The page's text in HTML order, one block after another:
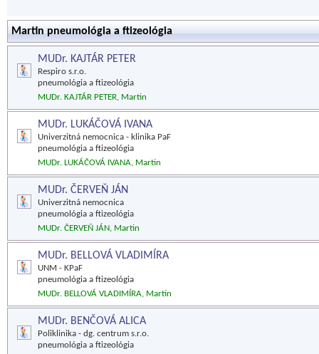
Martin pneumológia a ftizeológia
MUDr. KAJTÁR PETER
Respiro s.r.o.
pneumológia a ftizeológia
MUDr. KAJTÁR PETER, Martin
MUDr. LUKÁČOVÁ IVANA
Univerzitná nemocnica - klinika PaF
pneumológia a ftizeológia
MUDr. LUKÁČOVÁ IVANA, Martin
MUDr. ČERVEŇ JÁN
Univerzitná nemocnica
pneumológia a ftizeológia
MUDr. ČERVEŇ JÁN, Martin
MUDr. BELLOVÁ VLADIMÍRA
UNM - KPaF
pneumológia a ftizeológia
MUDr. BELLOVÁ VLADIMÍRA, Martin
MUDr. BENČOVÁ ALICA
Poliklinika - dg. centrum s.r.o.
pneumológia a ftizeológia